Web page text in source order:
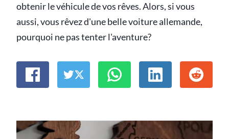
obtenir le véhicule de vos rêves. Alors, si vous
aussi, vous rêvez d'une belle voiture allemande,
pourquoi ne pas tenter l'aventure?